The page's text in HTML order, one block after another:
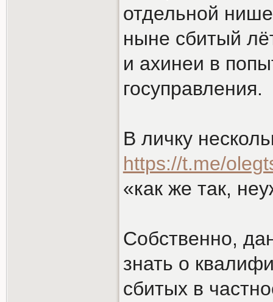
отдельной
ныне сбитый
и ахинеи в
госуправления.
В личку
https://t.me/
«как же так,
Собственно,
знать о
сбитых в